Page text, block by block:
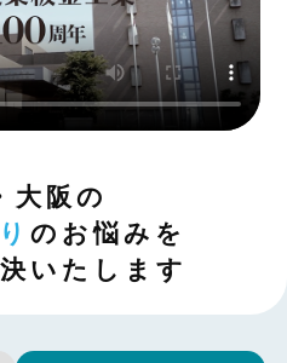
大阪の
のお悩みを
いたします